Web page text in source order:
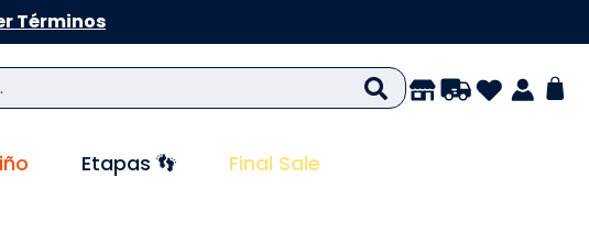
Términos
Etapas 👣 Final Sale